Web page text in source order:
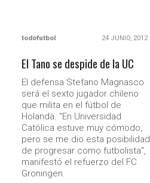
todofutbol 24 JUNIO, 2012
El Tano se despide de la UC
El defensa Stefano Magnasco
será el sexto jugador chileno
que milita en el fútbol de
Holanda. "En Universidad
Católica estuve muy cómodo,
pero se me dio esta posibilidad
de progresar como futbolista",
manifestó el refuerzo del FC
Groningen.